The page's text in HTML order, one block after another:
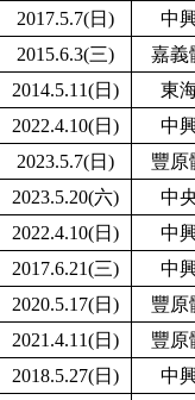
2017.5.7(日)
中
2015.6.3(三)
嘉義
2014.5.11(日)
東
2022.4.10(日)
中
2023.5.7(日)
豐原
2023.5.20(六)
中
2022.4.10(日)
中
2017.6.21(三)
中
2020.5.17(日)
豐原
2021.4.11(日)
豐原
2018.5.27(日)
中